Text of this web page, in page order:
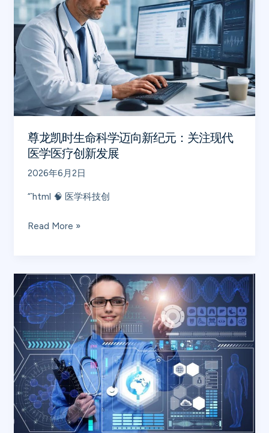
尊龙凯时生命科学迈向新纪元：关注现代
医学医疗创新发展
2026年6月2日
“`html 🧠 医学科技创
时
生
命
科
学
迈
向
纪
元：
关
代
疗
创
新
发
展
Read More »
尊
龙
凯
时
生
命
科
技
迈
向